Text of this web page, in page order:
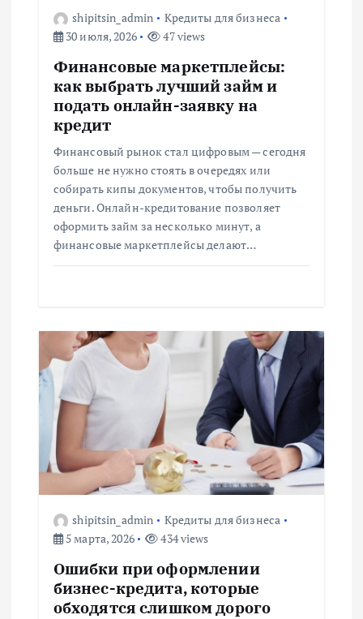
shipitsin_admin
Кредиты для бизнеса
30 июля, 2026
47 views
Финансовые маркетплейсы:
как выбрать лучший займ и
подать онлайн-заявку на
кредит
Финансовый рынок стал цифровым — сегодня
больше не нужно стоять в очередях или
собирать кипы документов, чтобы получить
деньги. Онлайн-кредитование позволяет
оформить займ за несколько минут, а
финансовые маркетплейсы делают…
shipitsin_admin
Кредиты для бизнеса
5 марта, 2026
434 views
Ошибки при оформлении
бизнес-кредита, которые
обходятся слишком дорого